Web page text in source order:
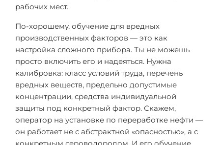
рабочих мест.
По-хорошему, обучение для вредных
производственных факторов — это как
настройка сложного прибора. Ты не можешь
просто включить его и надеяться. Нужна
калибровка: класс условий труда, перечень
вредных веществ, предельно допустимые
концентрации, средства индивидуальной
защиты под конкретный фактор. Скажем,
оператор на установке по переработке нефти —
он работает не с абстрактной «опасностью», а с